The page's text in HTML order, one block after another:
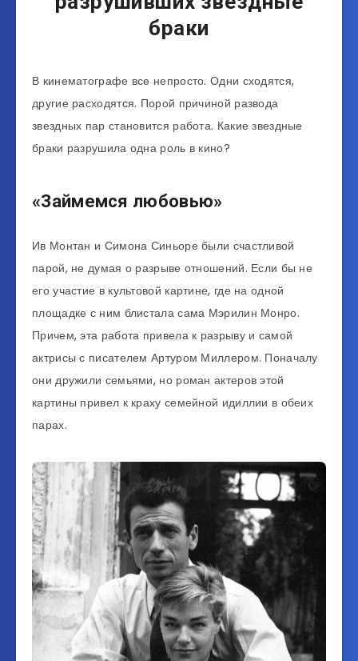
браки
В кинематографе все непросто. Одни сходятся,
другие расходятся. Порой причиной развода
звездных пар становится работа. Какие звездные
браки разрушила одна роль в кино?
«Займемся любовью»
Ив Монтан и Симона Синьоре были счастливой
парой, не думая о разрыве отношений. Если бы не
его участие в культовой картине, где на одной
площадке с ним блистала сама Мэрилин Монро.
Причем, эта работа привела к разрыву и самой
актрисы с писателем Артуром Миллером. Поначалу
они дружили семьями, но роман актеров этой
картины привел к краху семейной идиллии в обеих
парах.